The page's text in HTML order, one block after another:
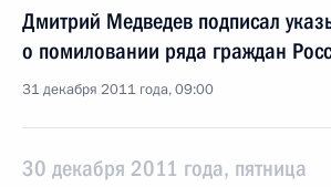
Дмитрий Медведев подписал
о помиловании ряда граждан
31 декабря 2011 года, 09:00
30 декабря 2011 года, пятница